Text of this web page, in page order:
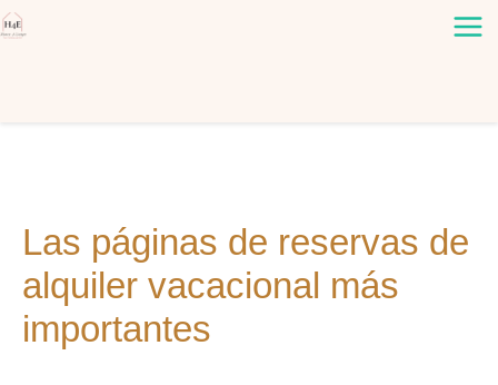
Ir
Las páginas de reservas de
alquiler vacacional más
importantes